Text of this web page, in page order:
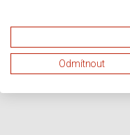
Odmítnout